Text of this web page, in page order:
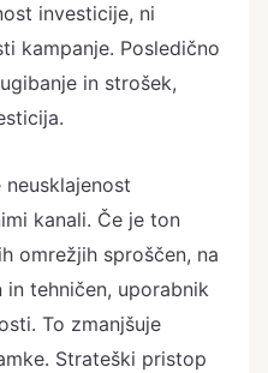
investicije, ni
kampanje. Posledično
in strošek,
kanali. Če je ton
omrežjih sproščen, na
tehničen, uporabnik
To zmanjšuje
Strateški pristop